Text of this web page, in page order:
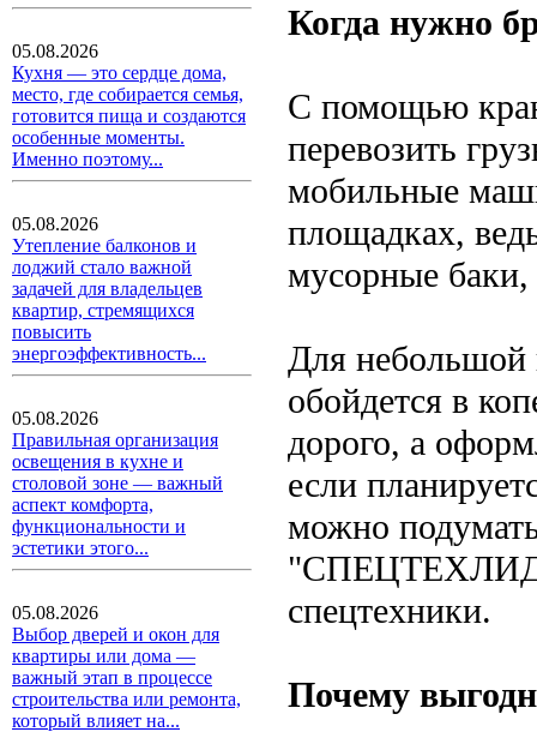
05.08.2026
Кухня — это сердце дома,
место, где собирается семья,
готовится пища и создаются
особенные моменты.
Именно поэтому...
05.08.2026
Утепление балконов и
лоджий стало важной
задачей для владельцев
квартир, стремящихся
повысить
энергоэффективность...
05.08.2026
Правильная организация
освещения в кухне и
столовой зоне — важный
аспект комфорта,
функциональности и
эстетики этого...
05.08.2026
Выбор дверей и окон для
квартиры или дома —
важный этап в процессе
строительства или ремонта,
который влияет на...
Когда нужно
С помощью
перевозить
мобильные
площадках,
мусорные
Для небольшой
обойдется в
дорого, а
если
можно
спецтехники.
Почему